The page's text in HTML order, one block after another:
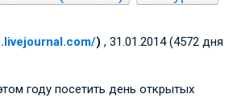
) , 31.01.2014 (4572 дня
году посетить день открытых